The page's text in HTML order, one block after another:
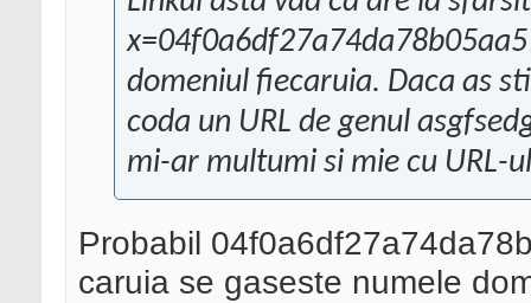
domeniul fiecaruia. Daca as
coda un URL de genul
mi-ar multumi si mie cu URL-
Probabil
caruia se gaseste numele